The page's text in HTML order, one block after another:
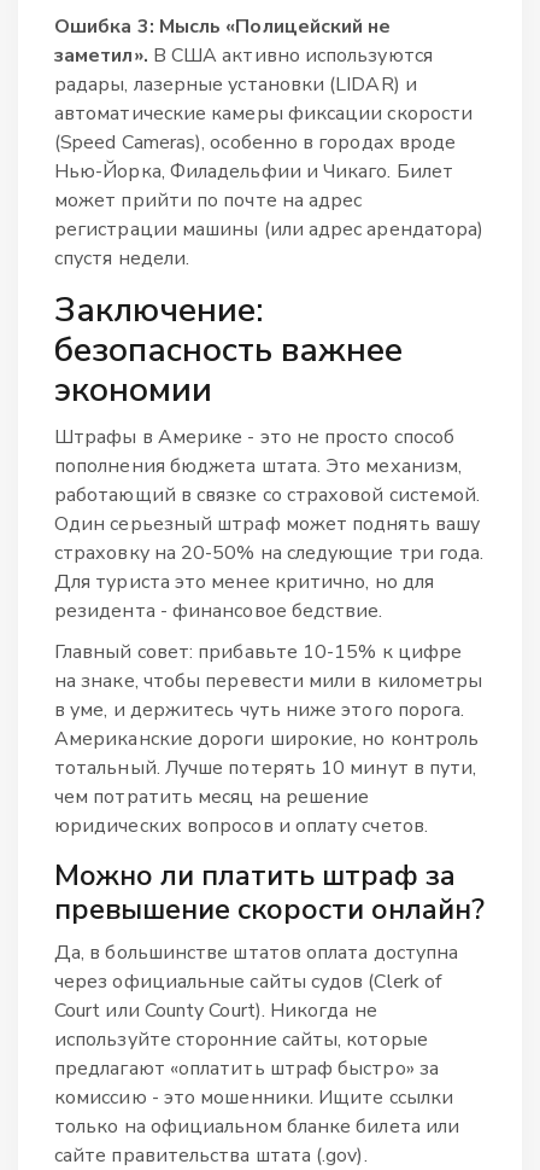
Ошибка 3: Мысль «Полицейский не
заметил». В США активно используются
радары, лазерные установки (LIDAR) и
автоматические камеры фиксации скорости
(Speed Cameras), особенно в городах вроде
Нью-Йорка, Филадельфии и Чикаго. Билет
может прийти по почте на адрес
регистрации машины (или адрес арендатора)
спустя недели.
Заключение:
безопасность важнее
экономии
Штрафы в Америке - это не просто способ
пополнения бюджета штата. Это механизм,
работающий в связке со страховой системой.
Один серьезный штраф может поднять вашу
страховку на 20-50% на следующие три года.
Для туриста это менее критично, но для
резидента - финансовое бедствие.
Главный совет: прибавьте 10-15% к цифре
на знаке, чтобы перевести мили в километры
в уме, и держитесь чуть ниже этого порога.
Американские дороги широкие, но контроль
тотальный. Лучше потерять 10 минут в пути,
чем потратить месяц на решение
юридических вопросов и оплату счетов.
Можно ли платить штраф за
превышение скорости онлайн?
Да, в большинстве штатов оплата доступна
через официальные сайты судов (Clerk of
Court или County Court). Никогда не
используйте сторонние сайты, которые
предлагают «оплатить штраф быстро» за
комиссию - это мошенники. Ищите ссылки
только на официальном бланке билета или
сайте правительства штата (.gov).